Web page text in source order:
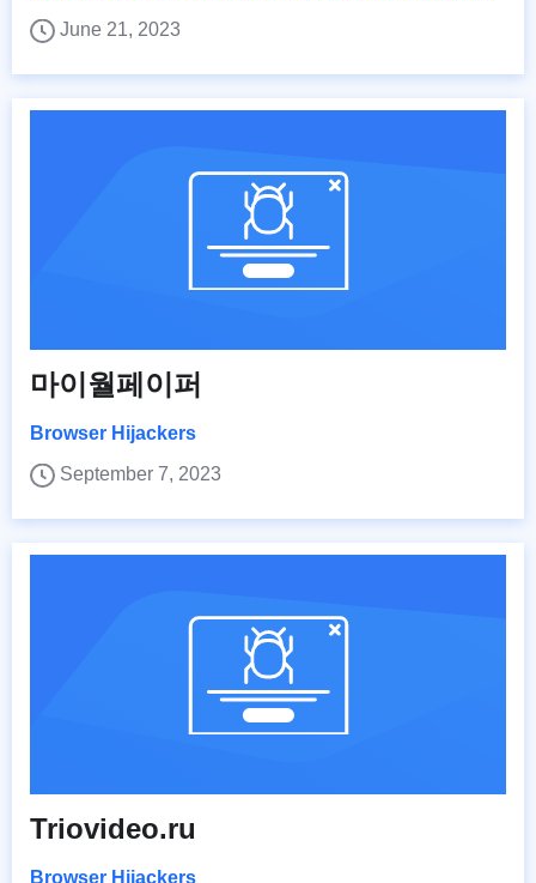
June 21, 2023
마이월페이퍼
Browser Hijackers
September 7, 2023
Triovideo.ru
Browser Hijackers